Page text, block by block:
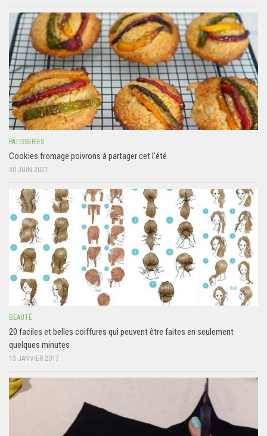
PÂTISSERIES
Cookies fromage poivrons à partager cet l’été
30 JUIN 2021
BEAUTÉ
20 faciles et belles coiffures qui peuvent être faites en seulement
quelques minutes
13 JANVIER 2017